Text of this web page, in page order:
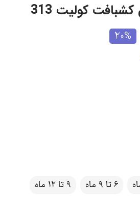
کولیت 313
20%
6 تا 9 ماه
9 تا 12 ماه